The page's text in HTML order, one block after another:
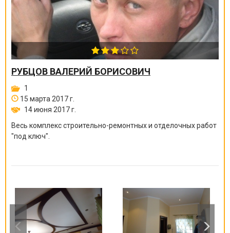
РУБЦОВ ВАЛЕРИЙ БОРИСОВИЧ
1
15 марта 2017 г.
14 июня 2017 г.
Весь комплекс строительно-ремонтных и отделочных работ
"под ключ".